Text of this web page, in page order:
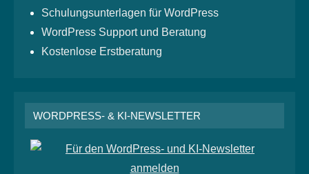
Schulungsunterlagen für WordPress
WordPress Support und Beratung
Kostenlose Erstberatung
WORDPRESS- & KI-NEWSLETTER